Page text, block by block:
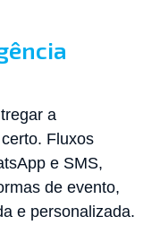
a
Fluxos
e SMS,
de evento,
e personalizada.